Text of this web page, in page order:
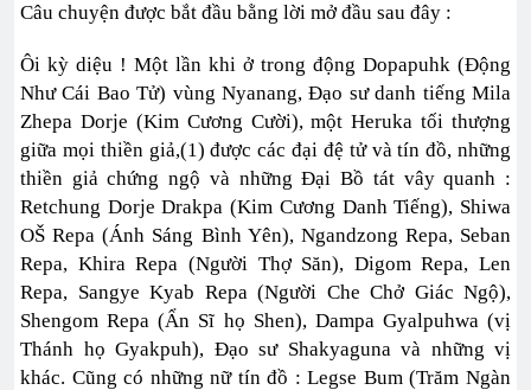
Câu chuyện được bắt đầu bằng lời mở đầu sau đây :
Ôi kỳ diệu ! Một lần khi ở trong động Dopapuhk (Động
Như Cái Bao Tử) vùng Nyanang, Đạo sư danh tiếng Mila
Zhepa Dorje (Kim Cương Cười), một Heruka tối thượng
giữa mọi thiền giả,(1) được các đại đệ tử và tín đồ, những
thiền giả chứng ngộ và những Đại Bồ tát vây quanh :
Retchung Dorje Drakpa (Kim Cương Danh Tiếng), Shiwa
OŠ Repa (Ánh Sáng Bình Yên), Ngandzong Repa, Seban
Repa, Khira Repa (Người Thợ Săn), Digom Repa, Len
Repa, Sangye Kyab Repa (Người Che Chở Giác Ngộ),
Shengom Repa (Ẩn Sĩ họ Shen), Dampa Gyalpuhwa (vị
Thánh họ Gyakpuh), Đạo sư Shakyaguna và những vị
khác. Cũng có những nữ tín đồ : Legse Bum (Trăm Ngàn